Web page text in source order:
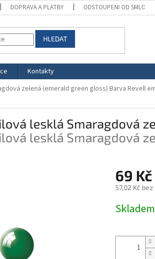
DOPRAVA A PLATBY ODSTOUPENI OD
HLEDAT
Kontakty
zelená (emerald green gloss)Barva Revell
lesklá Smaragdová
lesklá Smaragdová
69 Kč
57,02 Kč bez
cena:
Skladem